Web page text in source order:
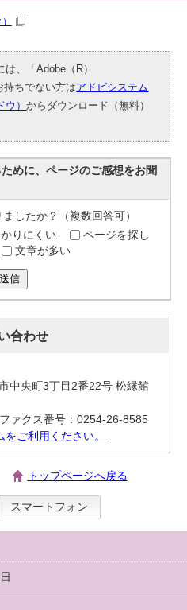
、「Adobe（R）
持ちでない方はアドビシステム
ウ）からダウンロード（無料）
めに、ページのご感想をお聞
したか？（複数回答可）
りにくい
ページを探し
文章が多い
送信
合わせ
中央町3丁目2番22号 松縁館
ァクス番号：0254-26-8585
ご利用ください。
トップページへ戻る
スマートフォン